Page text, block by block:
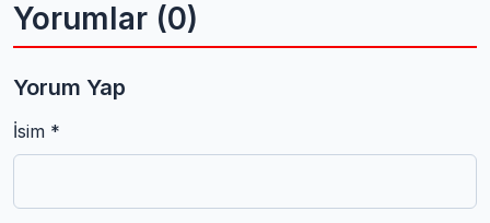
Yorumlar (0)
Yorum Yap
İsim *